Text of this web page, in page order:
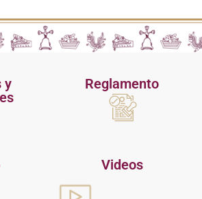
y
Reglamento
Videos